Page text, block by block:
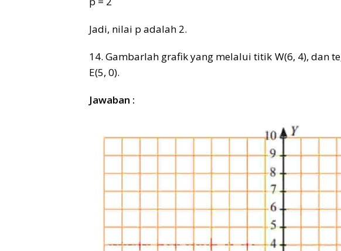
Jadi, nilai p adalah 2.
14. Gambarlah grafik yang melalui titik W(6, 4), dan
E(5, 0).
Jawaban :